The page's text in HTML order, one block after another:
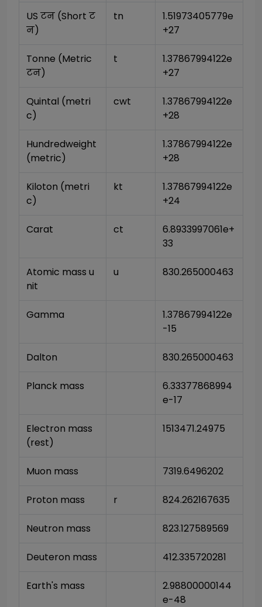
US टन (Short ट
न)
tn
1.51973405779e
+27
Tonne (Metric
टन)
t
1.37867994122e
+27
Quintal (metri
c)
cwt
1.37867994122e
+28
Hundredweight
(metric)
1.37867994122e
+28
Kiloton (metri
c)
kt
1.37867994122e
+24
Carat ct
6.8933997061e+
33
Atomic mass u
nit
u 830.265000463
Gamma
1.37867994122e
-15
Dalton 830.265000463
Planck mass
6.33377868994
e-17
Electron mass
(rest)
1513471.24975
Muon mass 7319.6496202
Proton mass r 824.262167635
Neutron mass 823.127589569
Deuteron mass 412.335720281
Earth's mass
2.98800000144
e-48